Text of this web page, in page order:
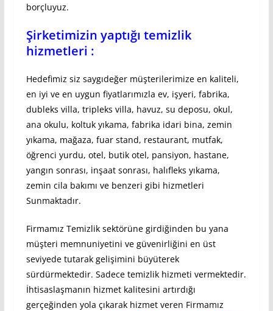
borçluyuz.
Şirketimizin yaptığı temizlik
hizmetleri :
Hedefimiz siz saygıdeğer müşterilerimize en kaliteli,
en iyi ve en uygun fiyatlarımızla ev, işyeri, fabrika,
dubleks villa, tripleks villa, havuz, su deposu, okul,
ana okulu, koltuk yıkama, fabrika idari bina, zemin
yıkama, mağaza, fuar stand, restaurant, mutfak,
öğrenci yurdu, otel, butik otel, pansiyon, hastane,
yangın sonrası, inşaat sonrası, halıfleks yıkama,
zemin cila bakımı ve benzeri gibi hizmetleri
Sunmaktadır.
Firmamız Temizlik sektörüne girdiğinden bu yana
müşteri memnuniyetini ve güvenirliğini en üst
seviyede tutarak gelişimini büyüterek
sürdürmektedir. Sadece temizlik hizmeti vermektedir.
İhtisaslaşmanın hizmet kalitesini artırdığı
gerçeğinden yola çıkarak hizmet veren Firmamız